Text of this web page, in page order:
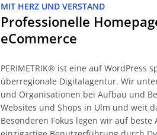
MIT HERZ UND VERSTAND
Professionelle
eCommerce
PERIMETRIK® ist eine auf WordPress
überregionale Digitalagentur. Wir
und Organisationen bei Aufbau und
Websites und Shops in Ulm und weit
Besonderen Fokus legen wir auf